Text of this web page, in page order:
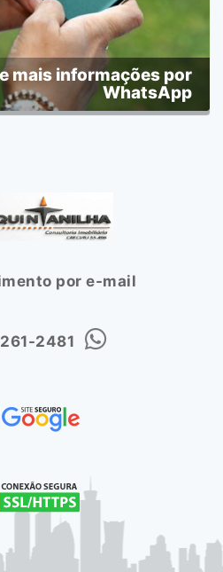
mais informações por
WhatsApp
por e-mail
2481